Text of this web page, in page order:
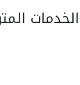
الخدمات